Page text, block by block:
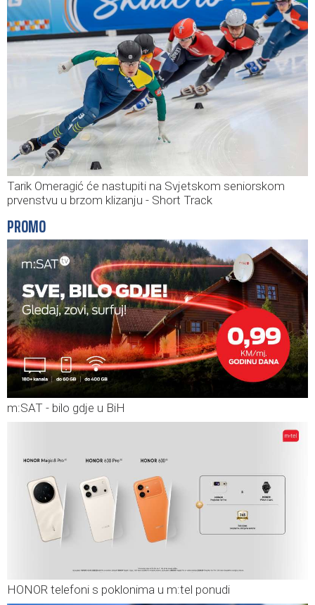
Tarik Omeragić će nastupiti na Svjetskom seniorskom
prvenstvu u brzom klizanju - Short Track
PROMO
m:SAT - bilo gdje u BiH
HONOR telefoni s poklonima u m:tel ponudi